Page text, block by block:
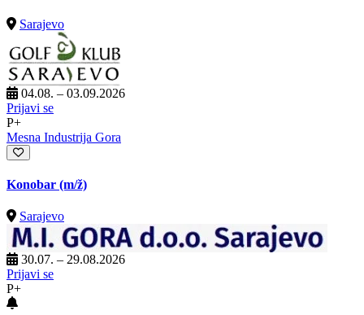
Sarajevo
04.08. – 03.09.2026
Prijavi se
P+
Mesna Industrija Gora
Konobar (m/ž)
Sarajevo
30.07. – 29.08.2026
Prijavi se
P+